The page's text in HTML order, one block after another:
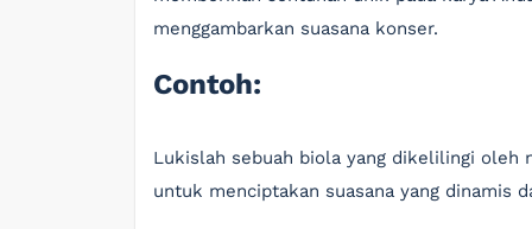
menggambarkan suasana konser.
Contoh:
Lukislah sebuah biola yang dikelilingi oleh
untuk menciptakan suasana yang dinamis